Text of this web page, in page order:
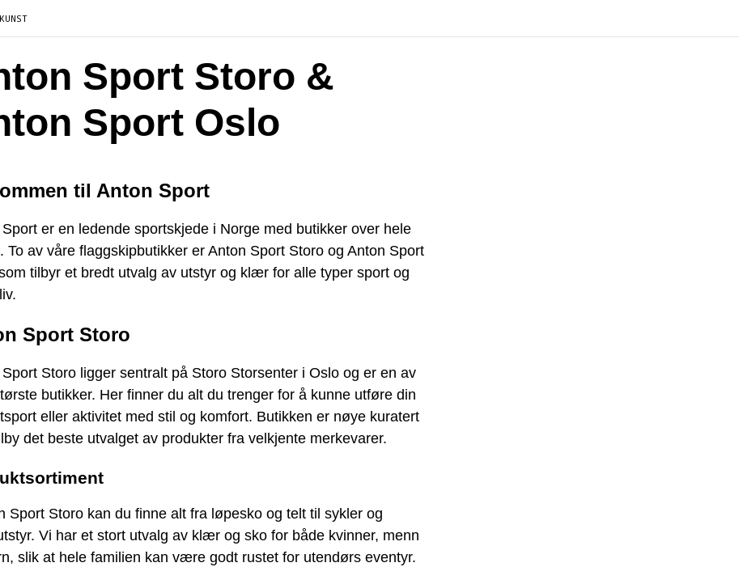
KUNST
Sport Storo &
Sport Oslo
til Anton Sport
er en ledende sportskjede i Norge med butikker over hele
To av våre flaggskipbutikker er Anton Sport Storo og Anton Sport
tilbyr et bredt utvalg av utstyr og klær for alle typer sport og
Sport Storo
Storo ligger sentralt på Storo Storsenter i Oslo og er en av
butikker. Her finner du alt du trenger for å kunne utføre din
eller aktivitet med stil og komfort. Butikken er nøye kuratert
det beste utvalget av produkter fra velkjente merkevarer.
Sport Storo kan du finne alt fra løpesko og telt til sykler og
Vi har et stort utvalg av klær og sko for både kvinner, menn
slik at hele familien kan være godt rustet for utendørs eventyr.